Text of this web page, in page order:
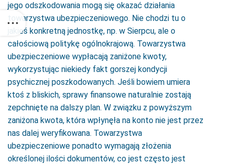
jego odszkodowania mogą się okazać działania
towarzystwa ubezpieczeniowego. Nie chodzi tu o
jakieś konkretną jednostkę, np. w Sierpcu, ale o
całościową politykę ogólnokrajową. Towarzystwa
ubezpieczeniowe wypłacają zaniżone kwoty,
wykorzystując niekiedy fakt gorszej kondycji
psychicznej poszkodowanych. Jeśli bowiem umiera
ktoś z bliskich, sprawy finansowe naturalnie zostają
zepchnięte na dalszy plan. W związku z powyższym
zaniżona kwota, która wpłynęła na konto nie jest przez
nas dalej weryfikowana. Towarzystwa
ubezpieczeniowe ponadto wymagają złożenia
określonej ilości dokumentów, co jest często jest